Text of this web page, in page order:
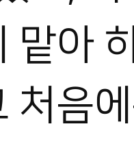
맡아
처음